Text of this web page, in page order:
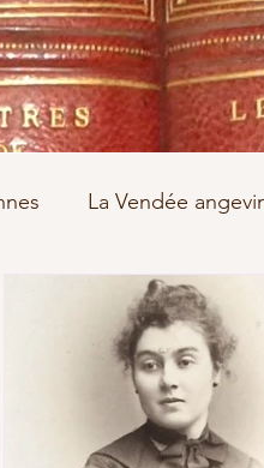
La Vendée
La Deuxième
Roblin